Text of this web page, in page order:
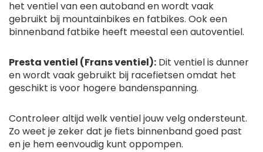
het ventiel van een autoband en wordt vaak
gebruikt bij mountainbikes en fatbikes. Ook een
binnenband fatbike heeft meestal een autoventiel.
Presta ventiel (Frans ventiel): Dit ventiel is dunner
en wordt vaak gebruikt bij racefietsen omdat het
geschikt is voor hogere bandenspanning.
Controleer altijd welk ventiel jouw velg ondersteunt.
Zo weet je zeker dat je fiets binnenband goed past
en je hem eenvoudig kunt oppompen.